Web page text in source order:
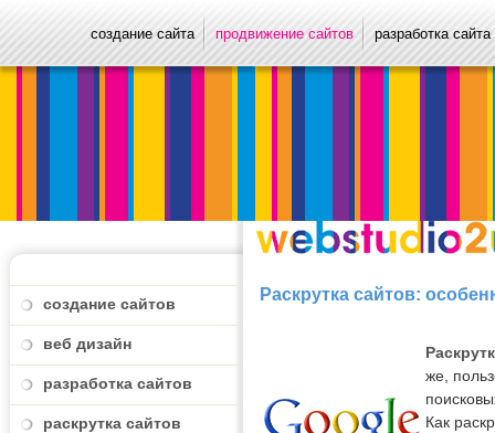
создание сайта продвижение сайтов разработка сайта
создание сайтов
веб дизайн
разработка сайтов
раскрутка сайтов
Раскрутка сайтов:
же,
Как